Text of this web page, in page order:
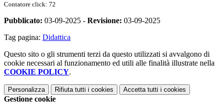
Contatore click: 72
Pubblicato: 03-09-2025 - Revisione: 03-09-2025
Tag pagina: Didattica
Questo sito o gli strumenti terzi da questo utilizzati si avvalgono di
cookie necessari al funzionamento ed utili alle finalità illustrate nella
COOKIE POLICY.
Personalizza Rifiuta tutti i cookies Accetta tutti i cookies
Gestione cookie